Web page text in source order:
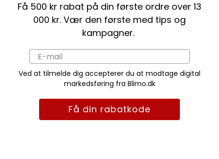
Få 500 kr rabat på din første ordre over 13
000 kr. Vær den første med tips og
kampagner.
Ved at tilmelde dig accepterer du at modtage digital
markedsføring fra Blimo.dk
Få din rabatkode